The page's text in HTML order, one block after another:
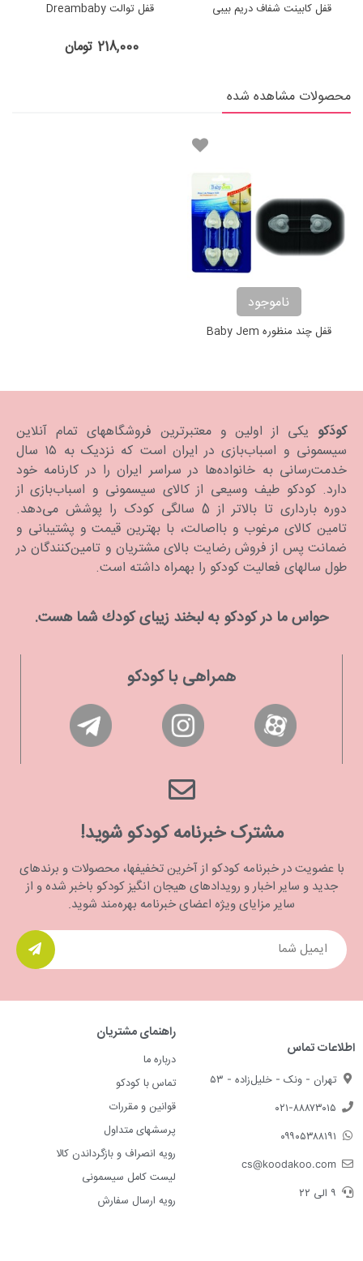
قفل کابینت شفاف دریم بیبی قفل توالت Dreambaby
218,000 تومان
محصولات مشاهده شده
ناموجود
قفل چند منظوره Baby Jem
کودَکو یکی از اولین و معتبرترین فروشگاههای تمام آنلاین
سیسمونی و اسباب‌بازی در ایران است که نزدیک به ۱۵ سال
خدمت‌رسانی به خانواده‌ها در سراسر ایران را در کارنامه خود
دارد. كودكو طیف وسیعی از کالای سیسمونی و اسباب‌بازی از
دوره بارداری تا بالاتر از 5 سالگی کودک را پوشش می‌دهد.
تامین کالای مرغوب و بااصالت، با بهترین قیمت و پشتیبانی و
ضمانت پس از فروش رضایت بالای مشتریان و تامین‌کنندگان در
طول سالهای فعالیت کودکو را بهمراه داشته است.
حواس ما در كودكو به لبخند زیبای كودك شما هست.
همراهی با کودکو
مشترک خبرنامه کودکو شوید!
با عضویت در خبرنامه کودکو از آخرین تخفیفها، محصولات و برندهای
جدید و سایر اخبار و رویدادهای هیجان انگیز کودکو باخبر شده و از
سایر مزایای ویژه اعضای خبرنامه بهره‌مند شوید.
اطلاعات تماس
تهران - ونک - خلیل‌زاده - ۵۳
۰۲۱-۸۸۸۷۳۰۱۵
۰۹۹۰۵۳۸۸۱۹۱
cs@koodakoo.com
۹ الی ۲۲
راهنمای مشتریان
درباره ما
تماس با کودکو
قوانین و مقررات
پرسشهای متداول
رویه انصراف و بازگرداندن کالا
لیست کامل سیسمونی
رویه ارسال سفارش